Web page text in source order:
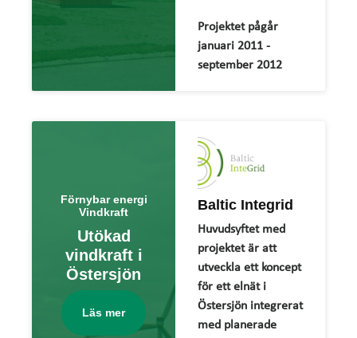
Projektet pågår
januari 2011 -
september 2012
Förnybar energi
Vindkraft
Utökad
vindkraft i
Östersjön
Läs mer
Baltic Integrid
Huvudsyftet med
projektet är att
utveckla ett koncept
för ett elnät i
Östersjön integrerat
med planerade